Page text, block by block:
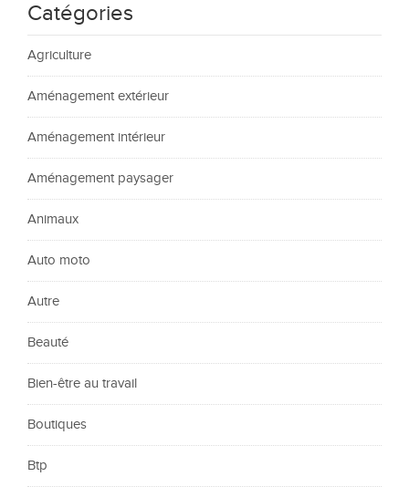
Catégories
Agriculture
Aménagement extérieur
Aménagement intérieur
Aménagement paysager
Animaux
Auto moto
Autre
Beauté
Bien-être au travail
Boutiques
Btp